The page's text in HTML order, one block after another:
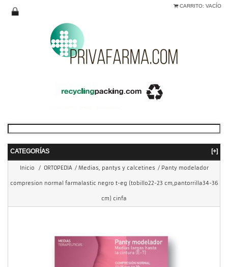
CARRITO: VACÍO
CATEGORÍAS [+]
Inicio / ORTOPEDIA / Medias, pantys y calcetines / Panty modelador
compresion normal farmalastic negro t-eg (tobillo22-23 cm,pantorrilla34-36
cm) cinfa